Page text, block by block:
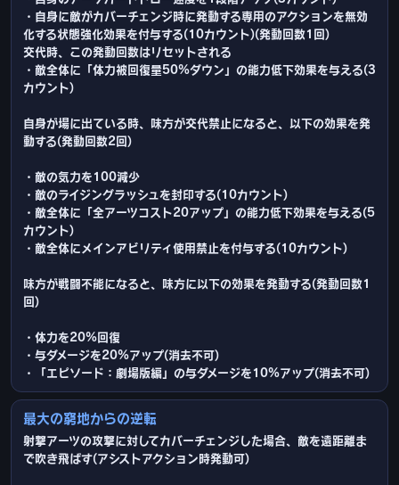
・自身に敵がカバーチェンジ時に発動する専用のアクションを無効
化する状態強化効果を付与する(10カウント)(発動回数1回)
交代時、この発動回数はリセットされる
・敵全体に「体力被回復量50%ダウン」の能力低下効果を与える(3
カウント)
自身が場に出ている時、味方が交代禁止になると、以下の効果を発
動する(発動回数2回)
・敵の気力を100減少
・敵のライジングラッシュを封印する(10カウント)
・敵全体に「全アーツコスト20アップ」の能力低下効果を与える(5
カウント)
・敵全体にメインアビリティ使用禁止を付与する(10カウント)
味方が戦闘不能になると、味方に以下の効果を発動する(発動回数1
回)
・体力を20%回復
・与ダメージを20%アップ(消去不可)
・「エピソード：劇場版編」の与ダメージを10%アップ(消去不可)
最大の窮地からの逆転
射撃アーツの攻撃に対してカバーチェンジした場合、敵を遠距離ま
で吹き飛ばす(アシストアクション時発動可)